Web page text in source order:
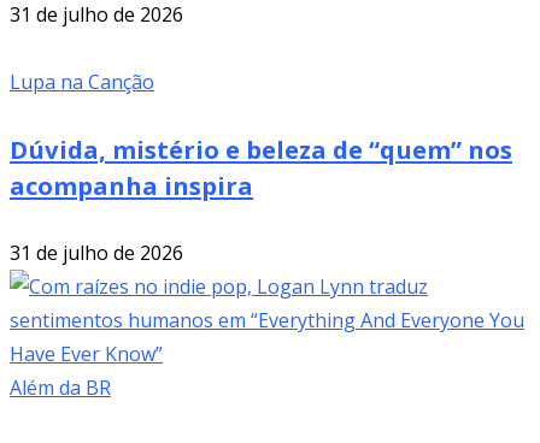
31 de julho de 2026
Lupa na Canção
Dúvida, mistério e beleza de “quem” nos
acompanha inspira
31 de julho de 2026
Além da BR